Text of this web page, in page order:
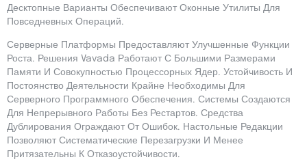
Десктопные Варианты Обеспечивают Оконные Утилиты Для
Повседневных Операций.
Серверные Платформы Предоставляют Улучшенные Функции
Роста. Решения Vavada Работают С Большими Размерами
Памяти И Совокупностью Процессорных Ядер. Устойчивость И
Постоянство Деятельности Крайне Необходимы Для
Серверного Программного Обеспечения. Системы Создаются
Для Непрерывного Работы Без Рестартов. Средства
Дублирования Ограждают От Ошибок. Настольные Редакции
Позволяют Систематические Перезагрузки И Менее
Притязательны К Отказоустойчивости.